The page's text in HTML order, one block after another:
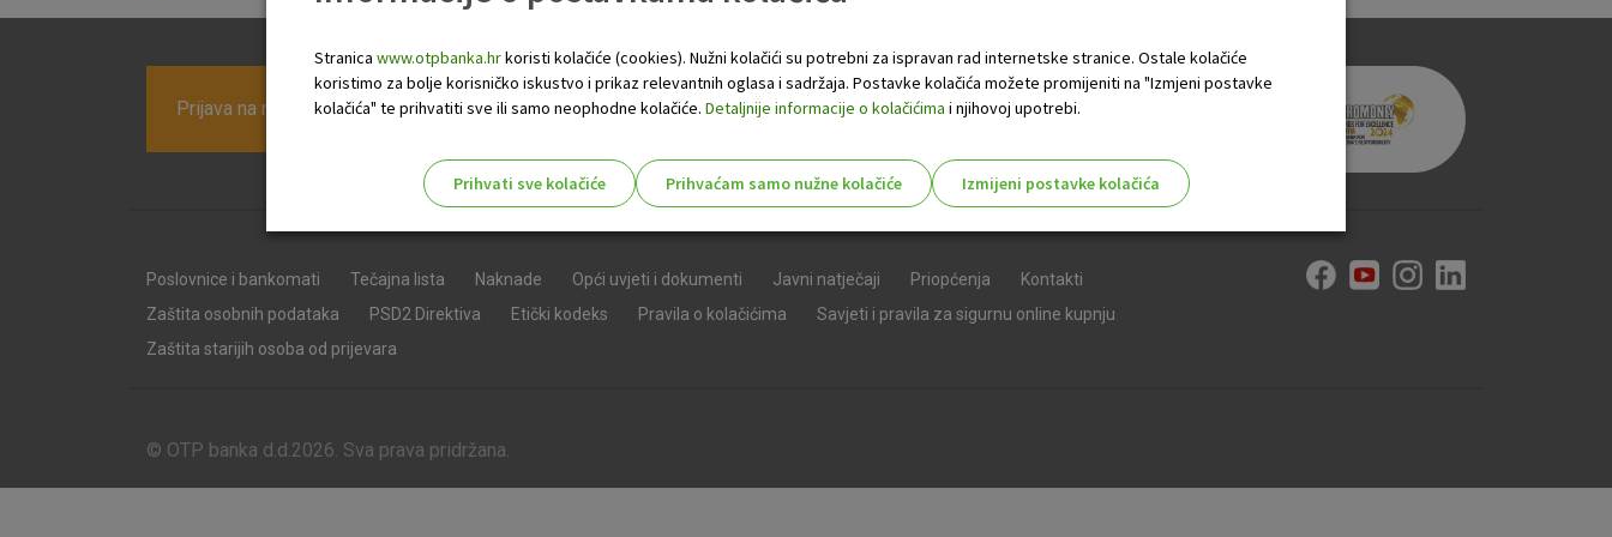
Prijava na newsletter OTP banke
Poslovnice i bankomati Tečajna lista Naknade Opći uvjeti i dokumenti Javni natječaji Priopćenja
Kontakti
Zaštita osobnih podataka
PSD2 Direktiva Etički kodeks Pravila o kolačićima
Savjeti i pravila za sigurnu online kupnju
Zaštita starijih osoba od prijevara
© OTP banka d.d.2026. Sva prava pridržana.
Stranica www.otpbanka.hrkoristi kolačiće (cookies). Nužni kolačići su potrebni za ispravan rad internetske stranice. Ostale kolačiće
koristimo za bolje korisničko iskustvo i prikaz relevantnih oglasa i sadržaja. Postavke kolačića možete promijeniti na "Izmjeni postavke
kolačića" te prihvatiti sve ili samo neophodne kolačiće. Detaljnije informacije o kolačićima i njihovoj upotrebi.
Prihvati sve kolačiće Prihvaćam samo nužne kolačiće
Izmijeni postavke kolačića
njima, ali u tom slučaju neki dijelovi stranice neće raditi. Ti kolačići ne